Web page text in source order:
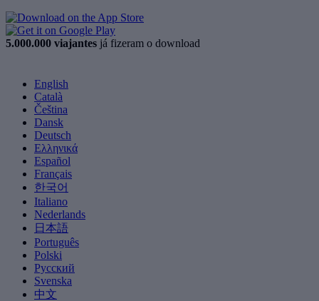
5.000.000 viajantes já fizeram o download
English
Català
Čeština
Dansk
Deutsch
Ελληνικά
Español
Français
한국어
Italiano
Nederlands
日本語
Português
Polski
Русский
Svenska
中文